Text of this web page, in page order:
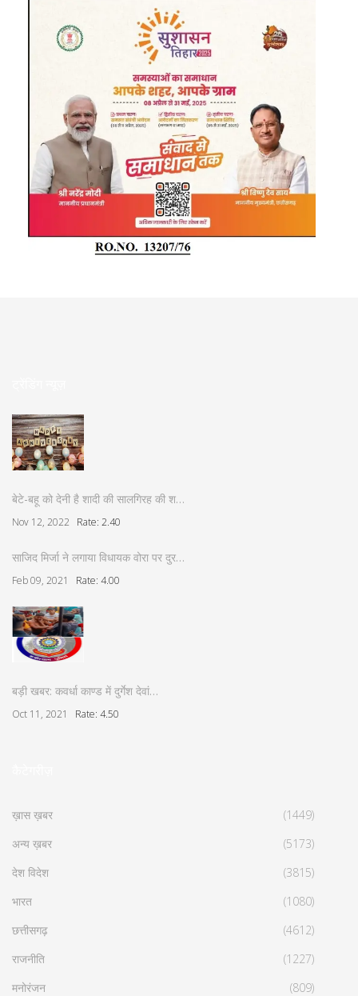
बेटे-बहू को देनी है शादी की सालगिरह की श…
Nov 12, 2022 Rate: 2.40
साजिद मिर्जा ने लगाया विधायक वोरा पर दुर…
Feb 09, 2021 Rate: 4.00
बड़ी खबर: कवर्धा काण्ड में दुर्गेश देवां…
Oct 11, 2021 Rate: 4.50
ख़ास ख़बर
(1449)
अन्य ख़बर
(5173)
देश विदेश
(3815)
भारत
(1080)
छत्तीसगढ़
(4612)
राजनीति
(1227)
मनोरंजन
(809)